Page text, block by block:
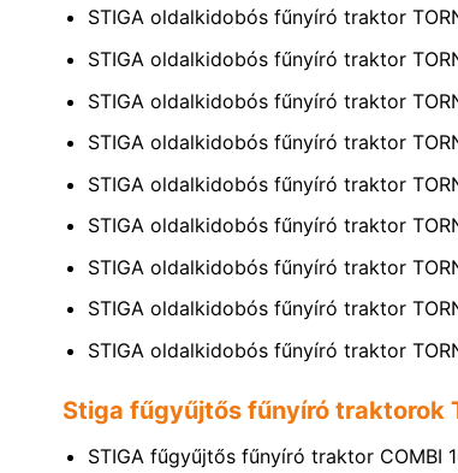
STIGA oldalkidobós fűnyíró traktor
STIGA oldalkidobós fűnyíró traktor
STIGA oldalkidobós fűnyíró traktor
STIGA oldalkidobós fűnyíró traktor
STIGA oldalkidobós fűnyíró traktor
STIGA oldalkidobós fűnyíró traktor
STIGA oldalkidobós fűnyíró traktor
STIGA oldalkidobós fűnyíró traktor
STIGA oldalkidobós fűnyíró traktor
Stiga fűgyűjtős fűnyíró traktorok
STIGA fűgyűjtős fűnyíró traktor COMBI